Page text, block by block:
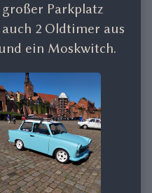
Parkplatz
2 Oldtimer aus
ein Moskwitch.